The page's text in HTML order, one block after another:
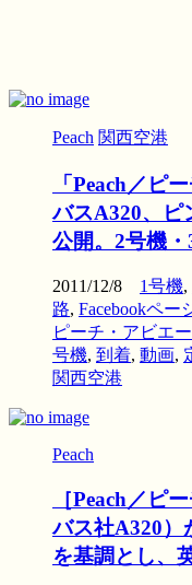
Peach 関西空港
「Peach／ピ
バスA320、ピ
公開。2号機
2011/12/8 1号機,
路, Facebookペー
ピーチ・アビエ
号機, 到着, 動画,
関西空港
Peach
［Peach／ピ
バス社A320）
を基調とし、